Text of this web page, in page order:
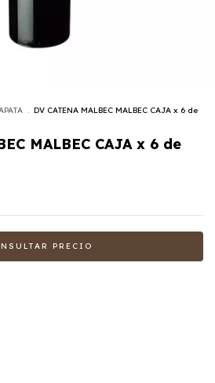
. DV CATENA MALBEC MALBEC CAJA x 6 de
MALBEC CAJA x 6 de